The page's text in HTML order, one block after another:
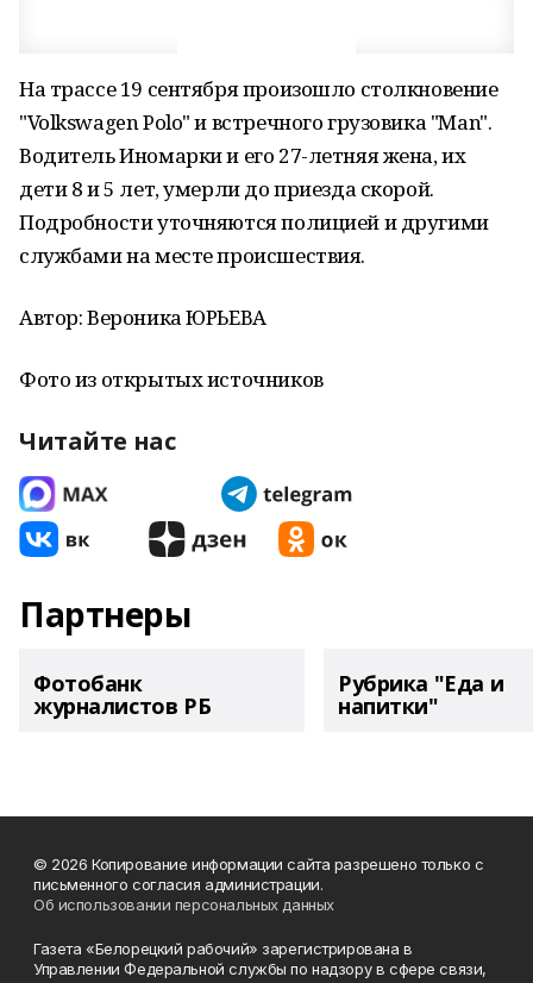
На трассе 19 сентября произошло столкновение
"Volkswagen Polo" и встречного грузовика "Маn".
Водитель Иномарки и его 27-летняя жена, их
дети 8 и 5 лет, умерли до приезда скорой.
Подробности уточняются полицией и другими
службами на месте происшествия.
Автор: Вероника ЮРЬЕВА
Фото из открытых источников
Читайте нас
Партнеры
Фотобанк
журналистов РБ
Рубрика "Еда и
напитки"
© 2026 Копирование информации сайта разрешено только с
письменного согласия администрации.
Об использовании персональных данных
Газета «Белорецкий рабочий» зарегистрирована в
Управлении Федеральной службы по надзору в сфере связи,